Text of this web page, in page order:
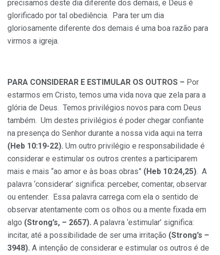
precisamos deste dia diferente dos demais, e Deus é
glorificado por tal obediência. Para ter um dia
gloriosamente diferente dos demais é uma boa razão para
virmos a igreja.
PARA CONSIDERAR E ESTIMULAR OS OUTROS – Por
estarmos em Cristo, temos uma vida nova que zela para a
glória de Deus. Temos privilégios novos para com Deus
também. Um destes privilégios é poder chegar confiante
na presença do Senhor durante a nossa vida aqui na terra
(Heb 10:19-22). Um outro privilégio e responsabilidade é
considerar e estimular os outros crentes a participarem
mais e mais “ao amor e às boas obras” (Heb 10:24,25). A
palavra ‘considerar’ significa: perceber, comentar, observar
ou entender. Essa palavra carrega com ela o sentido de
observar atentamente com os olhos ou a mente fixada em
algo (Strong’s, – 2657). A palavra ‘estimular’ significa:
incitar, até a possibilidade de ser uma irritação (Strong’s –
3948). A intenção de considerar e estimular os outros é de